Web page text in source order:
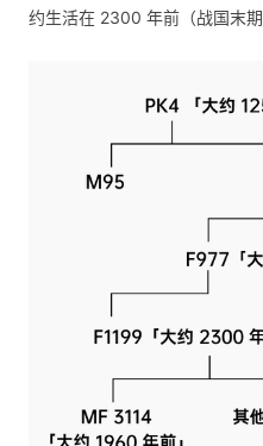
约生活在 2300 年前（战国末